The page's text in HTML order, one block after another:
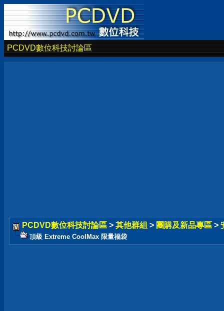
PCDVD數位科技討論區
PCDVD數位科技討論區 > 其他群組 > 團購及新品專區 >
頂級 Extreme CoolMax 限量福袋